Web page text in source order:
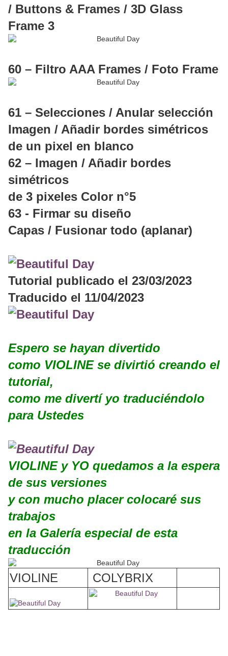
/ Buttons & Frames / 3D Glass
Frame 3
60 – Filtro AAA Frames / Foto Frame
61 – Selecciones / Anular selección
Imagen / Añadir bordes simétricos
de un pixel en blanco
62 – Imagen / Añadir bordes
simétricos
de 3 pixeles Color n°5
63 - Firmar su diseño
Capas / Fusionar todo (aplanar)
Tutorial publicado el 23/03/2023
Traducido el 11/04/2023
Espero se hayan divertido
como VIOLINE se divirtió creando el
tutorial,
como me divertí yo traduciéndolo
para Ustedes
VIOLINE y YO quedamos a la espera
de sus versiones
y con mucho placer colocaré sus
trabajos
en la Galería especial de esta
traducción
VIOLINE COLYBRIX